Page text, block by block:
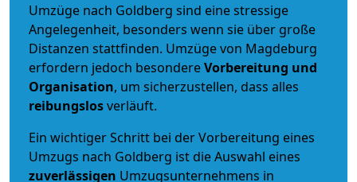
Umzüge nach Goldberg sind eine stressige
Angelegenheit, besonders wenn sie über große
Distanzen stattfinden. Umzüge von Magdeburg
erfordern jedoch besondereVorbereitung und
Organisation, um sicherzustellen, dass alles
reibungslosverläuft.
Ein wichtiger Schritt bei der Vorbereitung eines
Umzugs nach Goldberg ist die Auswahl eines
zuverlässigen Umzugsunternehmens in